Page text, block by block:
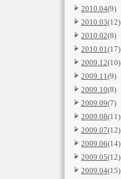
2010.04(9)
2010.03(12)
2010.02(8)
2010.01(17)
2009.12(10)
2009.11(9)
2009.10(8)
2009.09(7)
2009.08(11)
2009.07(12)
2009.06(14)
2009.05(12)
2009.04(15)